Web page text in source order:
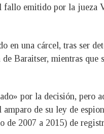
emitido por la jueza
en una cárcel, tras ser
Baraitser, mientras que
por la decisión, pero
de su ley de
2007 a 2015) de